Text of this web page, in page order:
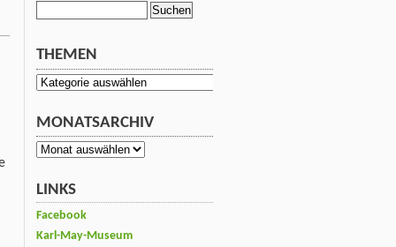
THEMEN
Themen
MONATSARCHIV
Monatsarchiv
LINKS
Facebook
Karl-May-Museum